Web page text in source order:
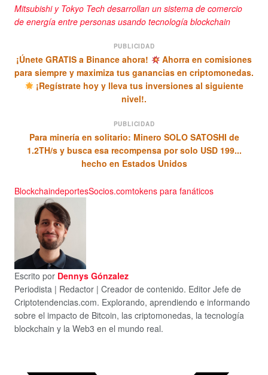
Mitsubishi y Tokyo Tech desarrollan un sistema de comercio
de energía entre personas usando tecnología blockchain
PUBLICIDAD
¡Únete GRATIS a Binance ahora!
Ahorra en comisiones
para siempre y maximiza tus ganancias en criptomonedas.
¡Regístrate hoy y lleva tus inversiones al siguiente
nivel!.
PUBLICIDAD
Para minería en solitario: Minero SOLO SATOSHI de
1.2TH/s y busca esa recompensa por solo USD 199...
hecho en Estados Unidos
BlockchaindeportesSocios.comtokens para fanáticos
Escrito por Dennys Gónzalez
Periodista | Redactor | Creador de contenido. Editor Jefe de
Criptotendencias.com. Explorando, aprendiendo e informando
sobre el impacto de Bitcoin, las criptomonedas, la tecnología
blockchain y la Web3 en el mundo real.